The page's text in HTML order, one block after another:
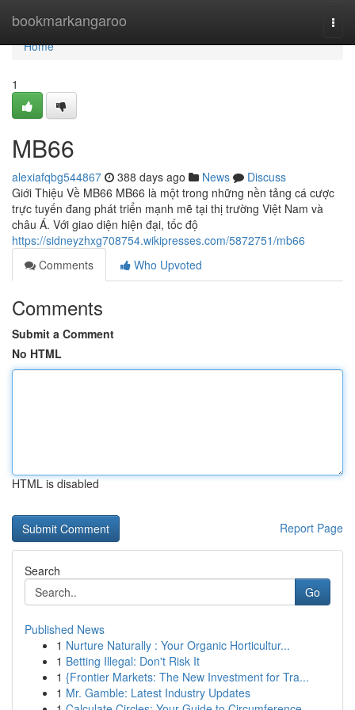
bookmarkangaroo
Home
Home
1
MB66
alexiafqbg544867 388 days ago News
Discuss
Giới Thiệu Về MB66 MB66 là một trong những nền tảng cá cược
trực tuyến đang phát triển mạnh mẽ tại thị trường Việt Nam và
châu Á. Với giao diện hiện đại, tốc độ
https://sidneyzhxg708754.wikipresses.com/5872751/mb66
Comments
Who Upvoted
Comments
Submit a Comment
No HTML
HTML is disabled
Report Page
Search
Go
Published News
1 Nurture Naturally : Your Organic Horticultur...
1 Betting Illegal: Don't Risk It
1 {Frontier Markets: The New Investment for Tra...
1 Mr. Gamble: Latest Industry Updates